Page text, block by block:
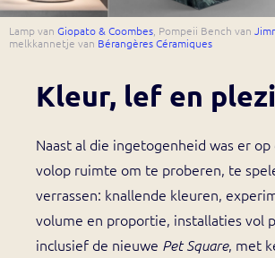
Lamp van Giopato & Coombes , Pompeii Bench van
melkkannetje van Bérangères Céramiques
Kleur, lef en
Naast al die ingetogenheid was er op
volop ruimte om te proberen, te
verrassen: knallende kleuren,
volume en proportie, installaties vol
inclusief de nieuwe Pet Square, met